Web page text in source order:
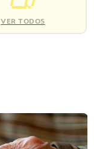
VER TODOS